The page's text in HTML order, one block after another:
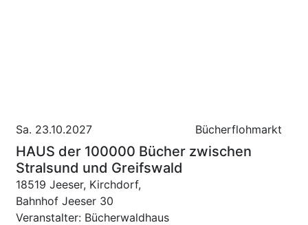
Sa. 23.10.2027 Bücherflohmarkt
HAUS der 100000 Bücher zwischen
Stralsund und Greifswald
18519 Jeeser, Kirchdorf,
Bahnhof Jeeser 30
Veranstalter: Bücherwaldhaus